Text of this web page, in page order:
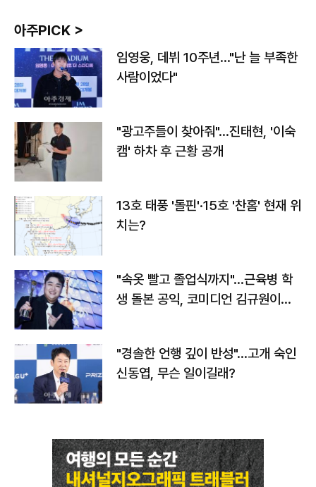
아주PICK >
임영웅, 데뷔 10주년…"난 늘 부족한
사람이었다"
"광고주들이 찾아줘"…진태현, '이숙
캠' 하차 후 근황 공개
13호 태풍 '돌핀'·15호 '찬홈' 현재 위
치는?
"속옷 빨고 졸업식까지"…근육병 학
생 돌본 공익, 코미디언 김규원이었
"경솔한 언행 깊이 반성"…고개 숙인
신동엽, 무슨 일이길래?